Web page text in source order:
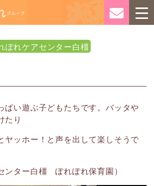
ぽれケアセンター白橿
ぱい遊ぶ子どもたちです。バッタや
たり
ヤッホー！と声を出して楽しそうで
ンター白橿 ぽれぽれ保育園）